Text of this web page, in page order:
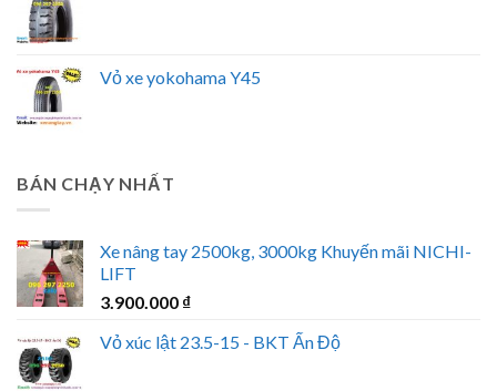
Vỏ xe yokohama Y45
BÁN CHẠY NHẤT
Xe nâng tay 2500kg, 3000kg Khuyến mãi NICHI-
LIFT
3.900.000 ₫
Vỏ xúc lật 23.5-15 - BKT Ấn Độ